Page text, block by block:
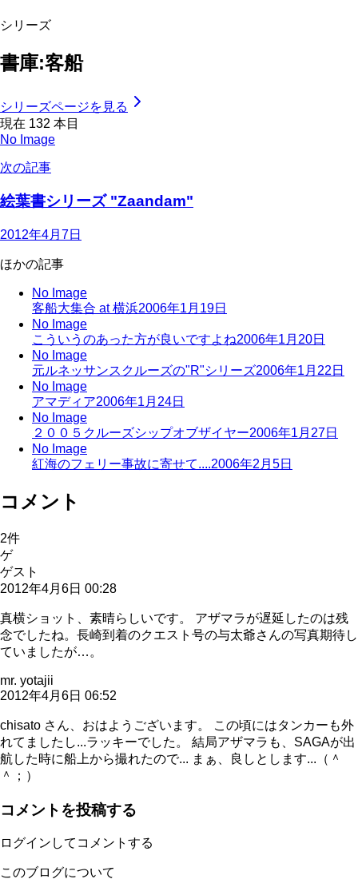
シリーズ
書庫:客船
シリーズページを見る
現在 132 本目
No Image
次の記事
絵葉書シリーズ "Zaandam"
2012年4月7日
ほかの記事
No Image
客船大集合 at 横浜2006年1月19日
No Image
こういうのあった方が良いですよね2006年1月20日
No Image
元ルネッサンスクルーズの"R"シリーズ2006年1月22日
No Image
アマディア2006年1月24日
No Image
２００５クルーズシップオブザイヤー2006年1月27日
No Image
紅海のフェリー事故に寄せて....2006年2月5日
コメント
2件
ゲ
ゲスト
2012年4月6日 00:28
真横ショット、素晴らしいです。 アザマラが遅延したのは残
念でしたね。長崎到着のクエスト号の与太爺さんの写真期待し
ていましたが…。
mr. yotajii
2012年4月6日 06:52
chisato さん、おはようございます。 この頃にはタンカーも外
れてましたし...ラッキーでした。 結局アザマラも、SAGAが出
航した時に船上から撮れたので... まぁ、良しとします...（＾
＾；）
コメントを投稿する
ログインしてコメントする
このブログについて